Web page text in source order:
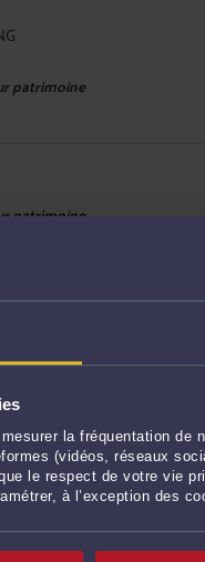
la fréquentation
(vidéos, réseaux
le respect de votre vie
à l’exception des
patrimoine
patrimoine